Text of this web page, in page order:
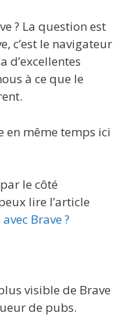
? La question est
c’est le navigateur
d’excellentes
à ce que le
en même temps ici
le côté
lire l’article
Brave ?
visible de Brave
de pubs.